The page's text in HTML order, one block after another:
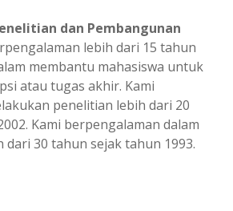
dan Pembangunan
lebih dari 15 tahun
membantu mahasiswa untuk
atau tugas akhir. Kami
penelitian lebih dari 20
Kami berpengalaman dalam
30 tahun sejak tahun 1993.